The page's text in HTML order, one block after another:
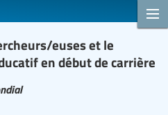
euses et le
en début de carrière